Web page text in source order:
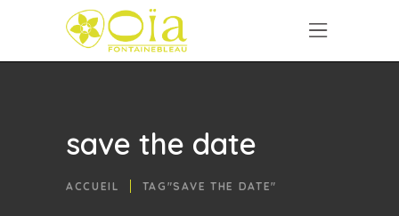
save the date
ACCUEIL TAG"SAVE THE DATE"